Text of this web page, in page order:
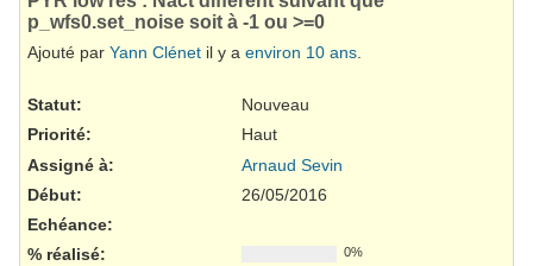
p_wfs0.set_noise soit à -1 ou >=0
Ajouté par Yann Clénet il y a environ 10 ans.
Statut:
Nouveau
Priorité:
Haut
Assigné à:
Arnaud Sevin
Début:
26/05/2016
Echéance:
% réalisé:
0%